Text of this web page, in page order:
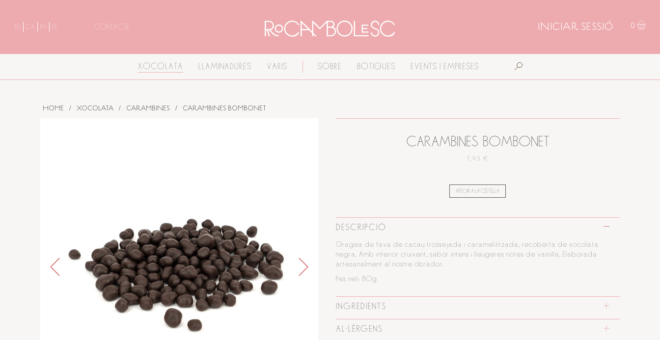
ES CA EN FR CONTACTE INICIAR SESSIÓ 0
XOCOLATA LLAMINADURES VARIS SOBRE BOTIGUES EVENTS I EMPRESES
HOME / XOCOLATA / CARAMBINES / CARAMBINES BOMBONET
CARAMBINES BOMBONET
7,95 €
AFEGIR A LA CISTELLA
DESCRIPCIÓ
Gragea de fava de cacau trossejada i caramel·litzada, recoberta de xocolata
negra. Amb interior cruixent, sabor intens i lleugeres notes de vainilla. Elaborada
artesanalment al nostre obrador.
Pes net: 80g
INGREDIENTS
AL·LÈRGENS